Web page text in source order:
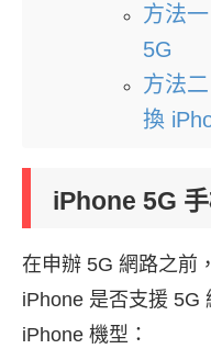
方法
5G
方法
換
iPhone 5G
在申辦 5G 網路之前
iPhone 是否支援 5G
iPhone 機型：